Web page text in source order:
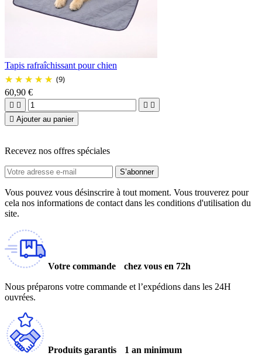
Tapis rafraîchissant pour chien
(9)
60,90 €
   
 Ajouter au panier
Recevez nos offres spéciales
S’abonner
Vous pouvez vous désinscrire à tout moment. Vous trouverez pour
cela nos informations de contact dans les conditions d'utilisation du
site.
Votre commande chez vous en 72h
Nous préparons votre commande et l’expédions dans les 24H
ouvrées.
Produits garantis 1 an minimum